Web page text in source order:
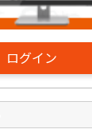
ログイン